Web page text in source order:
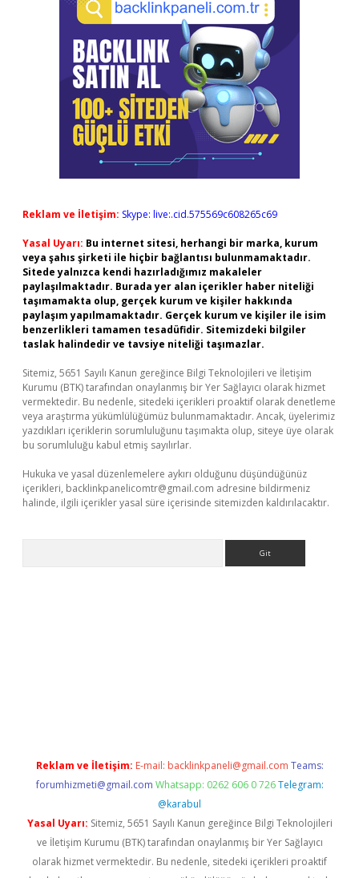
Reklam ve İletişim: Skype: live:.cid.575569c608265c69
Yasal Uyarı: Bu internet sitesi, herhangi bir marka, kurum
veya şahıs şirketi ile hiçbir bağlantısı bulunmamaktadır.
Sitede yalnızca kendi hazırladığımız makaleler
paylaşılmaktadır. Burada yer alan içerikler haber niteliği
taşımamakta olup, gerçek kurum ve kişiler hakkında
paylaşım yapılmamaktadır. Gerçek kurum ve kişiler ile isim
benzerlikleri tamamen tesadüfidir. Sitemizdeki bilgiler
taslak halindedir ve tavsiye niteliği taşımazlar.
Sitemiz, 5651 Sayılı Kanun gereğince Bilgi Teknolojileri ve İletişim
Kurumu (BTK) tarafından onaylanmış bir Yer Sağlayıcı olarak hizmet
vermektedir. Bu nedenle, sitedeki içerikleri proaktif olarak denetleme
veya araştırma yükümlülüğümüz bulunmamaktadır. Ancak, üyelerimiz
yazdıkları içeriklerin sorumluluğunu taşımakta olup, siteye üye olarak
bu sorumluluğu kabul etmiş sayılırlar.
Hukuka ve yasal düzenlemelere aykırı olduğunu düşündüğünüz
içerikleri, backlinkpanelicomtr@gmail.com adresine bildirmeniz
halinde, ilgili içerikler yasal süre içerisinde sitemizden kaldırılacaktır.
Reklam ve İletişim: E-mail: backlinkpaneli@gmail.com Teams:
forumhizmeti@gmail.com Whatsapp: 0262 606 0 726 Telegram:
@karabul
Yasal Uyarı: Sitemiz, 5651 Sayılı Kanun gereğince Bilgi Teknolojileri
ve İletişim Kurumu (BTK) tarafından onaylanmış bir Yer Sağlayıcı
olarak hizmet vermektedir. Bu nedenle, sitedeki içerikleri proaktif